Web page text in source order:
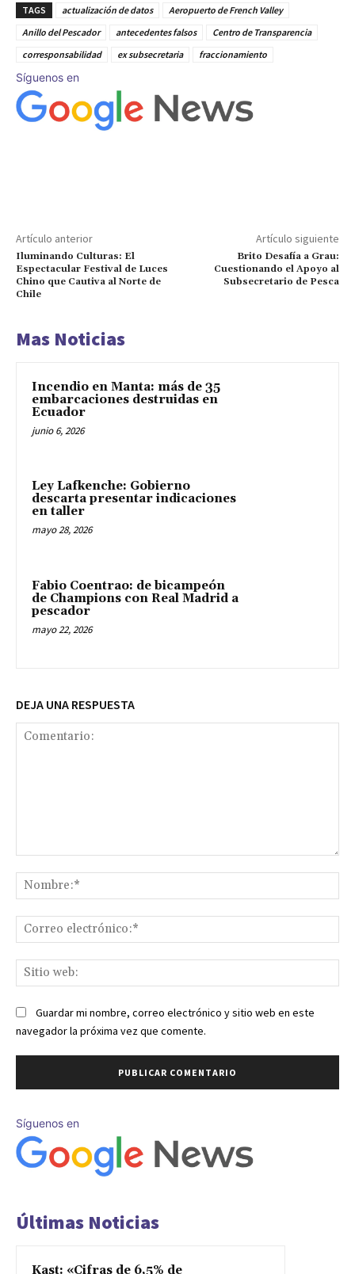
TAGS actualización de datos
Aeropuerto de French Valley
Anillo del Pescador
antecedentes falsos
Centro de Transparencia
corresponsabilidad
ex subsecretaria fraccionamiento
Síguenos en
Artículo anterior
Iluminando Culturas: El
Espectacular Festival de Luces
Chino que Cautiva al Norte de
Chile
Artículo siguiente
Brito Desafía a Grau:
Cuestionando el Apoyo al
Subsecretario de Pesca
Mas Noticias
Incendio en Manta: más de 35
embarcaciones destruidas en
Ecuador
junio 6, 2026
Ley Lafkenche: Gobierno
descarta presentar indicaciones
en taller
mayo 28, 2026
Fabio Coentrao: de bicampeón
de Champions con Real Madrid a
pescador
mayo 22, 2026
DEJA UNA RESPUESTA
Guardar mi nombre, correo electrónico y sitio web en este
navegador la próxima vez que comente.
Síguenos en
Últimas Noticias
Kast: «Cifras de 6,5% de